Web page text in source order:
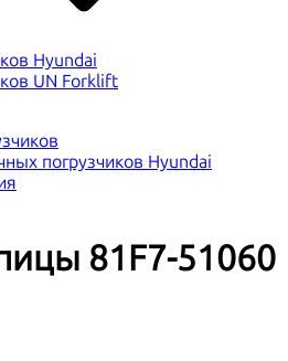
Hyundai
UN Forklift
погрузчиков Hyundai
81F7-51060